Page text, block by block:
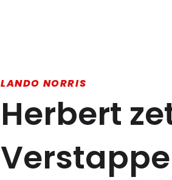
LANDO NORRIS
Herbert